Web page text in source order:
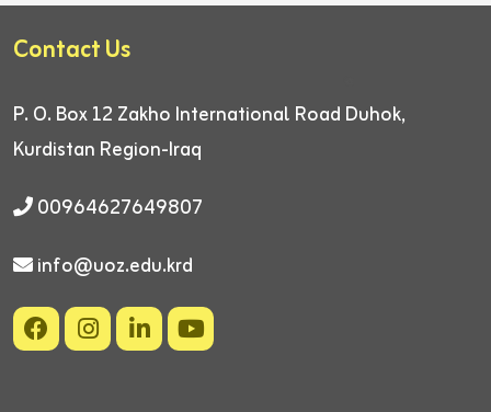
Contact Us
P. O. Box 12 Zakho International Road Duhok,
Kurdistan Region-Iraq
00964627649807
info@uoz.edu.krd